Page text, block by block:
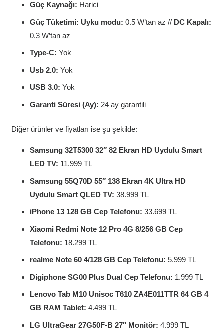
Güç Kaynağı: Harici
Güç Tüketimi: Uyku modu: 0.5 W’tan az // DC Kapalı:
0.3 W’tan az
Type-C: Yok
Usb 2.0: Yok
USB 3.0: Yok
Garanti Süresi (Ay): 24 ay garantili
Diğer ürünler ve fiyatları ise şu şekilde:
Samsung 32T5300 32″ 82 Ekran HD Uydulu Smart
LED TV: 11.999 TL
Samsung 55Q70D 55″ 138 Ekran 4K Ultra HD
Uydulu Smart QLED TV: 38.999 TL
iPhone 13 128 GB Cep Telefonu: 33.699 TL
Xiaomi Redmi Note 12 Pro 4G 8/256 GB Cep
Telefonu: 18.299 TL
realme Note 60 4/128 GB Cep Telefonu: 5.999 TL
Digiphone SG00 Plus Dual Cep Telefonu: 1.999 TL
Lenovo Tab M10 Unisoc T610 ZA4E011TTR 64 GB 4
GB RAM Tablet: 4.499 TL
LG UltraGear 27G50F-B 27″ Monitör: 4.999 TL